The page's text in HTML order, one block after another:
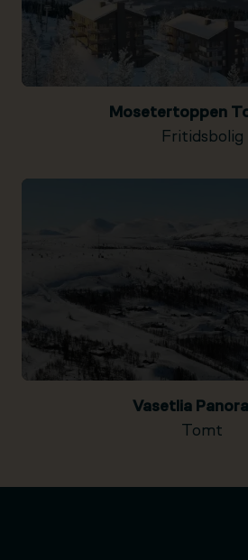
Mosetertoppen
Fritidsbolig
Vasetlia
Tomt